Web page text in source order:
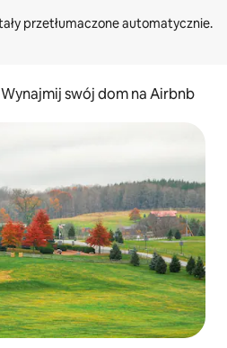
Wynajmij swój dom na Airbnb